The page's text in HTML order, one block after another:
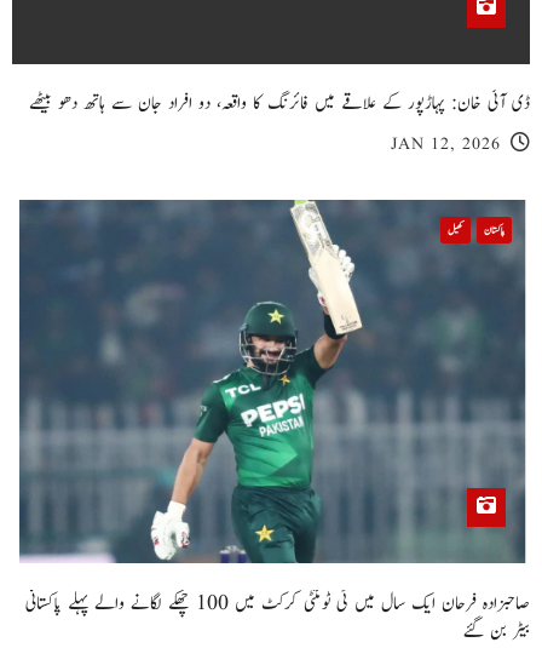
ڈی آئی خان: پہاڑپور کے علاقے میں فائرنگ کا واقعہ، دو افراد جان سے ہاتھ دھو بیٹھے
JAN 12, 2026
پاکستان کھیل
صاحبزادہ فرحان ایک سال میں ٹی ٹوئنٹی کرکٹ میں 100 چھکے لگانے والے پہلے پاکستانی
بیٹر بن گئے